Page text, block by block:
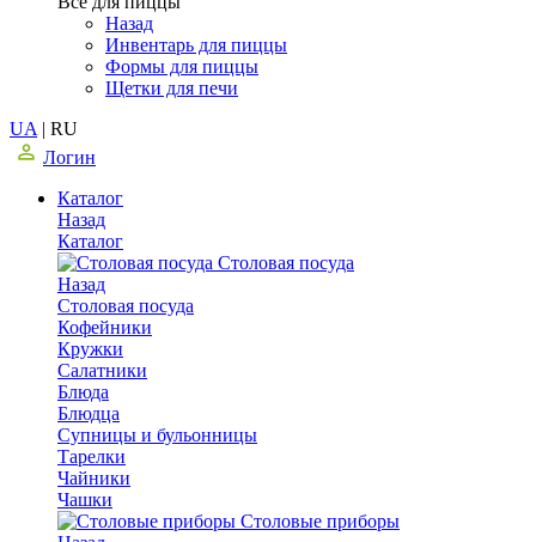
Назад
Инвентарь для пиццы
Формы для пиццы
Щетки для печи
UA | RU
Логин
Каталог
Назад
Каталог
Столовая посуда
Назад
Столовая посуда
Кофейники
Кружки
Салатники
Блюда
Блюдца
Супницы и бульонницы
Тарелки
Чайники
Чашки
Cтоловые приборы